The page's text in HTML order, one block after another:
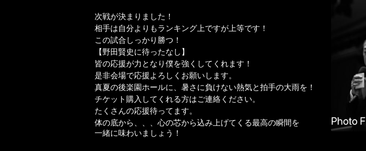
次戦が決まりました！
相手は自分よりもランキング上ですが上等です！
この試合しっかり勝つ！
【野田賢史に待ったなし】
皆の応援が力となり僕を強くしてくれます！
是非会場で応援よろしくお願いします。
真夏の後楽園ホールに、暑さに負けない熱気と拍手の大雨を！
チケット購入してくれる方はご連絡ください。
たくさんの応援待ってます。
体の底から、、、心の芯から込み上げてくる最高の瞬間を
一緒に味わいましょう！